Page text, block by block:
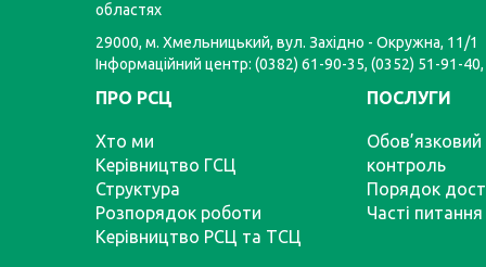
областях
29000, м. Хмельницький, вул. Західно - Окружна, 11/1
Інформаційний центр: (0382) 61-90-35, (0352) 51-91-
ПРО РСЦ
Хто ми
Керівництво ГСЦ
Структура
Розпорядок роботи
Керівництво РСЦ та ТСЦ
ПОСЛУГИ
Обов’язковий
контроль
Порядок
Часті питання